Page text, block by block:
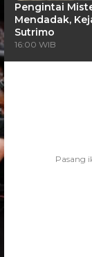
Pengintai
Mendadak,
Sutrimo
16:00 WIB